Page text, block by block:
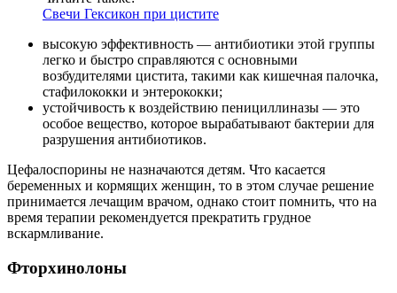
Свечи Гексикон при цистите
высокую эффективность — антибиотики этой группы
легко и быстро справляются с основными
возбудителями цистита, такими как кишечная палочка,
стафилококки и энтерококки;
устойчивость к воздействию пенициллиназы — это
особое вещество, которое вырабатывают бактерии для
разрушения антибиотиков.
Цефалоспорины не назначаются детям. Что касается
беременных и кормящих женщин, то в этом случае решение
принимается лечащим врачом, однако стоит помнить, что на
время терапии рекомендуется прекратить грудное
вскармливание.
Фторхинолоны